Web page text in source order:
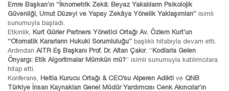
Emre Başkan’ın “İknometrik Zekâ: Beyaz Yakalıların Psikolojik
Güvenliği, Umut Düzeyi ve Yapay Zekâya Yönelik Yaklaşımları” isimli
sunumuyla başladı.
Etkinlik, Kurt Gürler Partners Yönetici Ortağı Av. Özlem Kurt’un
“Otomatik Kararların Hukuki Sorumluluğu” başlıklı hitabıyla devam etti.
Ardından AITR Eş Başkanı Prof. Dr. Altan Çakır, “Kodlarla Gelen
Önyargı: Etik Algoritmalar Mümkün mü?” isimli sunumuyla katılımcılara
hitap etti.
Konferans, Heltia Kurucu Ortağı & CEO’su Alperen Adikti ve QNB
Türkiye İnsan Kaynakları Genel Müdür Yardımcısı Cenk Akıncılar’ın